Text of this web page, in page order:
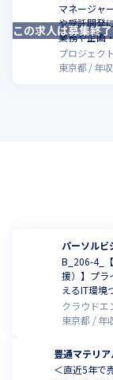
マネージャ
や受託開発
業務や企画
プロジェク
東京都
年
この求人は募集終
パーソルビ
B_206-4_
援）】プラ
えるIT環境
クラウドエ
東京都
年
豊通マテリ
＜直近5年で